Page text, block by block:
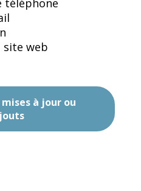
site web
à jour ou